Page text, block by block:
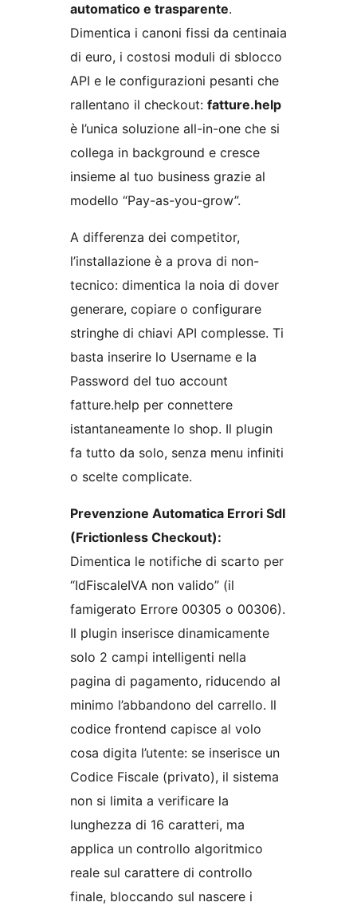
automatico e trasparente.
Dimentica i canoni fissi da centinaia
di euro, i costosi moduli di sblocco
API e le configurazioni pesanti che
rallentano il checkout: fatture.help
è l’unica soluzione all-in-one che si
collega in background e cresce
insieme al tuo business grazie al
modello “Pay-as-you-grow”.
A differenza dei competitor,
l’installazione è a prova di non-
tecnico: dimentica la noia di dover
generare, copiare o configurare
stringhe di chiavi API complesse. Ti
basta inserire lo Username e la
Password del tuo account
fatture.help per connettere
istantaneamente lo shop. Il plugin
fa tutto da solo, senza menu infiniti
o scelte complicate.
Prevenzione Automatica Errori SdI
(Frictionless Checkout):
Dimentica le notifiche di scarto per
“IdFiscaleIVA non valido” (il
famigerato Errore 00305 o 00306).
Il plugin inserisce dinamicamente
solo 2 campi intelligenti nella
pagina di pagamento, riducendo al
minimo l’abbandono del carrello. Il
codice frontend capisce al volo
cosa digita l’utente: se inserisce un
Codice Fiscale (privato), il sistema
non si limita a verificare la
lunghezza di 16 caratteri, ma
applica un controllo algoritmico
reale sul carattere di controllo
finale, bloccando sul nascere i